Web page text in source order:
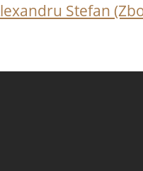
Stefan